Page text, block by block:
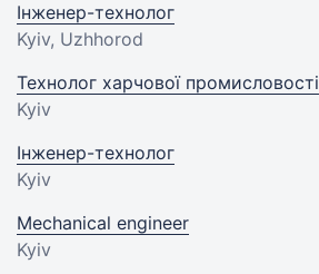
Інженер-технолог
Kyiv, Uzhhorod
Технолог харчової промисловості
Kyiv
Інженер-технолог
Kyiv
Mechanical engineer
Kyiv